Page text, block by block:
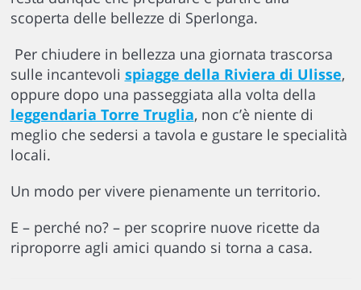
scoperta delle bellezze di Sperlonga.
Per chiudere in bellezza una giornata trascorsa
sulle incantevoli spiagge della Riviera di Ulisse,
oppure dopo una passeggiata alla volta della
leggendaria Torre Truglia, non c’è niente di
meglio che sedersi a tavola e gustare le specialità
locali.
Un modo per vivere pienamente un territorio.
E – perché no? – per scoprire nuove ricette da
riproporre agli amici quando si torna a casa.